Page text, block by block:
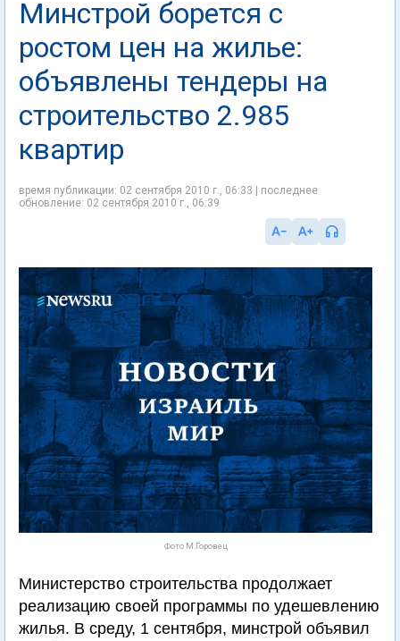
Минстрой борется с
ростом цен на жилье:
объявлены тендеры на
строительство 2.985
квартир
время публикации: 02 сентября 2010 г., 06:33 | последнее
обновление: 02 сентября 2010 г., 06:39
Фото М.Горовец
Министерство строительства продолжает
реализацию своей программы по удешевлению
жилья. В среду, 1 сентября, минстрой объявил